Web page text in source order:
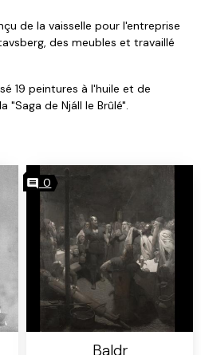
de la vaisselle pour l'entreprise
des meubles et travaillé
19 peintures à l'huile et de
de Njáll le Brûlé".
0
Baldr